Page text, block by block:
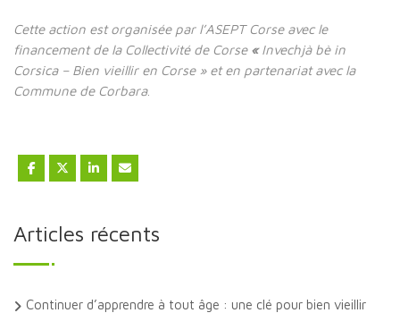
Cette action est organisée par l’ASEPT Corse avec le
financement de la Collectivité de Corse «Invechjà bè in
Corsica – Bien vieillir en Corse » et en partenariat avec la
Commune de Corbara.
Articles récents
Continuer d’apprendre à tout âge : une clé pour bien vieillir